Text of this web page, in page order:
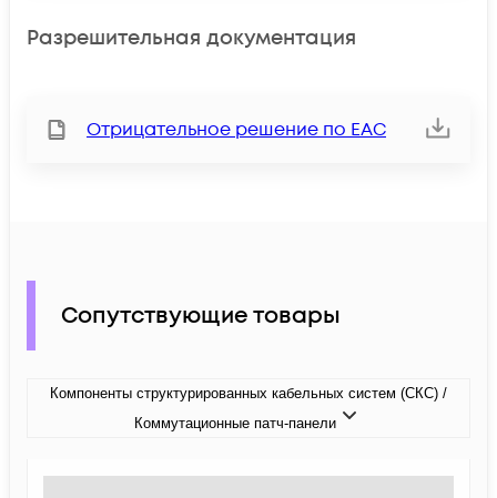
Разрешительная документация
Отрицательное решение по ЕАС
Сопутствующие товары
Компоненты структурированных кабельных систем (СКС) /
Коммутационные патч-панели